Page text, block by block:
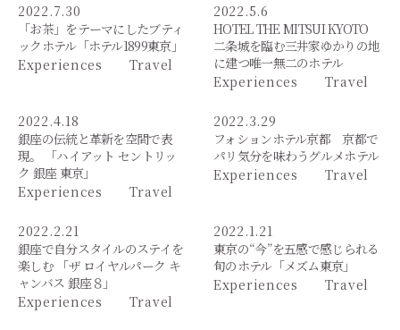
2022.7.30
「お茶」をテーマにしたブティ
ックホテル「ホテル1899東京」
Experiences
Travel
2022.5.6
HOTEL THE MITSUI KYOTO
二条城を臨む三井家ゆかりの地
に建つ唯一無二のホテル
Experiences
Travel
2022.4.18
銀座の伝統と革新を空間で表
現。 「ハイアット セントリッ
ク 銀座 東京」
Experiences
Travel
2022.3.29
フォションホテル京都 京都で
パリ気分を味わうグルメホテル
Experiences
Travel
2022.2.21
銀座で自分スタイルのステイを
楽しむ 「ザ ロイヤルパーク キ
ャンバス 銀座８」
Experiences
Travel
2022.1.21
東京の“今”を五感で感じられる
旬のホテル「メズム東京」
Experiences
Travel